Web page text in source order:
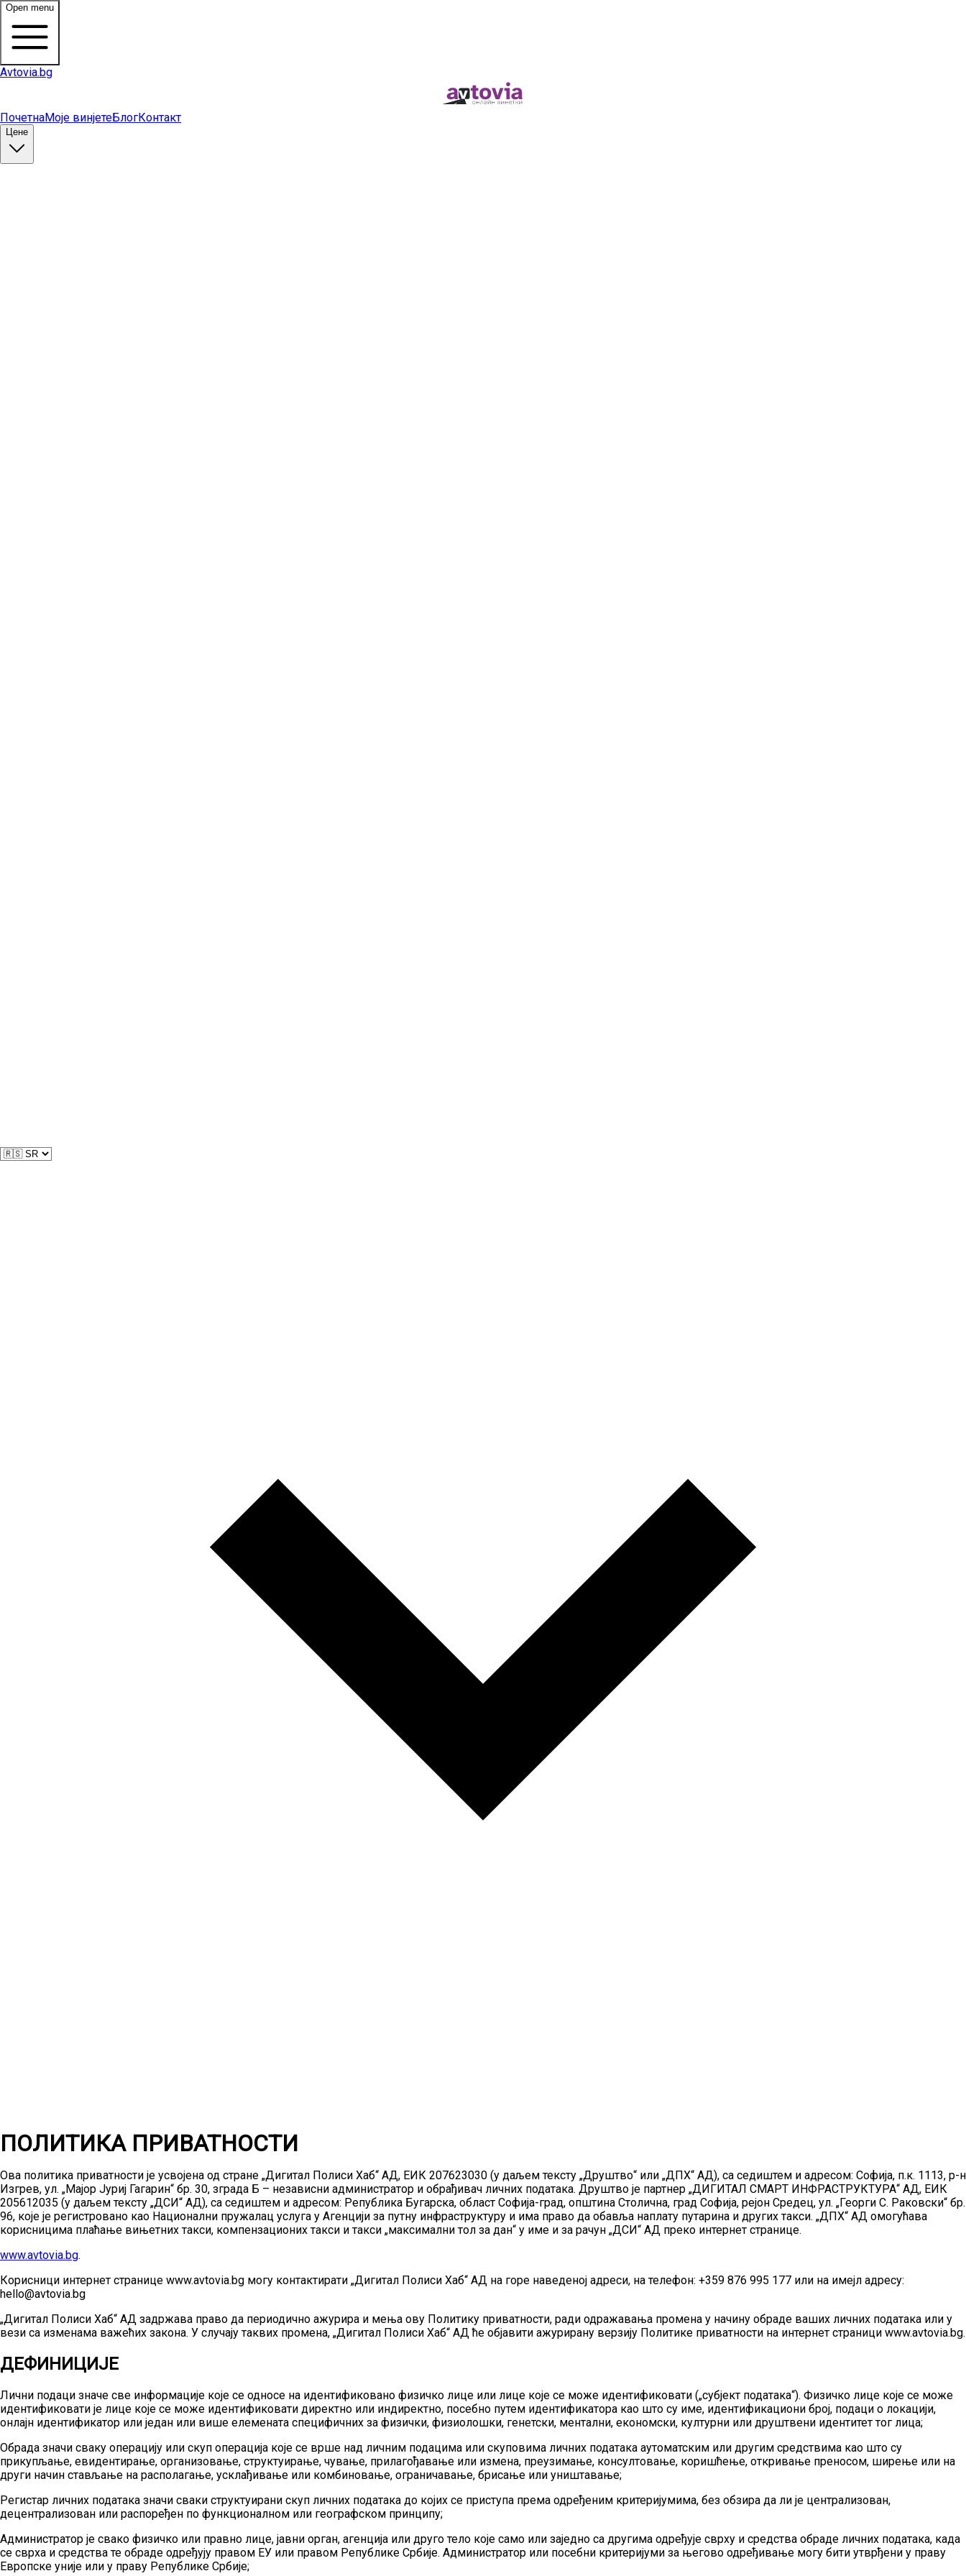
Open menu
Avtovia.bg
ПочетнаМоје винјетеБлогКонтакт
Цене
ПОЛИТИКА ПРИВАТНОСТИ
Ова политика приватности је усвојена од стране „Дигитал Полиси Хаб“ АД, ЕИК 207623030 (у даљем тексту „Друштво“ или „ДПХ“ АД), са седиштем и адресом: Софија, п.к. 1113, р-н
Изгрев, ул. „Мајор Јуриј Гагарин“ бр. 30, зграда Б – независни администратор и обрађивач личних података. Друштво је партнер „ДИГИТАЛ СМАРТ ИНФРАСТРУКТУРА“ АД, ЕИК
205612035 (у даљем тексту „ДСИ“ АД), са седиштем и адресом: Република Бугарска, област Софија-град, општина Столична, град Софија, рејон Средец, ул. „Георги С. Раковски“ бр.
96, које је регистровано као Национални пружалац услуга у Агенцији за путну инфраструктуру и има право да обавља наплату путарина и других такси. „ДПХ“ АД омогућава
корисницима плаћање вињетних такси, компензационих такси и такси „максимални тол за дан“ у име и за рачун „ДСИ“ АД преко интернет странице.
www.avtovia.bg.
Корисници интернет странице www.avtovia.bg могу контактирати „Дигитал Полиси Хаб“ АД на горе наведеној адреси, на телефон: +359 876 995 177 или на имејл адресу:
hello@avtovia.bg
„Дигитал Полиси Хаб“ АД задржава право да периодично ажурира и мења ову Политику приватности, ради одражавања промена у начину обраде ваших личних података или у
вези са изменама важећих закона. У случају таквих промена, „Дигитал Полиси Хаб“ АД ће објавити ажурирану верзију Политике приватности на интернет страници www.avtovia.bg.
ДЕФИНИЦИЈЕ
Лични подаци значе све информације које се односе на идентификовано физичко лице или лице које се може идентификовати („субјект података“). Физичко лице које се може
идентификовати је лице које се може идентификовати директно или индиректно, посебно путем идентификатора као што су име, идентификациони број, подаци о локацији,
онлајн идентификатор или један или више елемената специфичних за физички, физиолошки, генетски, ментални, економски, културни или друштвени идентитет тог лица;
Обрада значи сваку операцију или скуп операција које се врше над личним подацима или скуповима личних података аутоматским или другим средствима као што су
прикупљање, евидентирање, организовање, структуирање, чување, прилагођавање или измена, преузимање, консултовање, коришћење, откривање преносом, ширење или на
други начин стављање на располагање, усклађивање или комбиновање, ограничавање, брисање или уништавање;
Регистар личних података значи сваки структуирани скуп личних података до којих се приступа према одређеним критеријумима, без обзира да ли је централизован,
децентрализован или распоређен по функционалном или географском принципу;
Администратор је свако физичко или правно лице, јавни орган, агенција или друго тело које само или заједно са другима одређује сврху и средства обраде личних података, када
се сврха и средства те обраде одређују правом ЕУ или правом Републике Србије. Администратор или посебни критеријуми за његово одређивање могу бити утврђени у праву
Европске уније или у праву Републике Србије;